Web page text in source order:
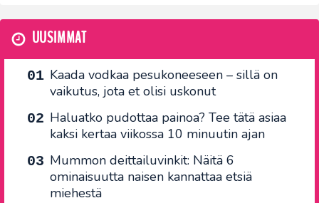
UUSIMMAT
Kaada vodkaa pesukoneeseen – sillä on
vaikutus, jota et olisi uskonut
Haluatko pudottaa painoa? Tee tätä asiaa
kaksi kertaa viikossa 10 minuutin ajan
Mummon deittailuvinkit: Näitä 6
ominaisuutta naisen kannattaa etsiä
miehestä